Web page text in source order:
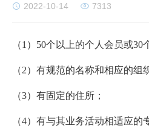
2022-10-14 7313
（1）50个以上的个人会员或
（2）有规范的名称和相应的组
（3）有固定的住所；
（4）有与其业务活动相适应的